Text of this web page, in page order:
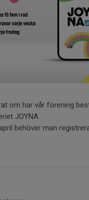
om har vår förening
JOYNA.
behöver man